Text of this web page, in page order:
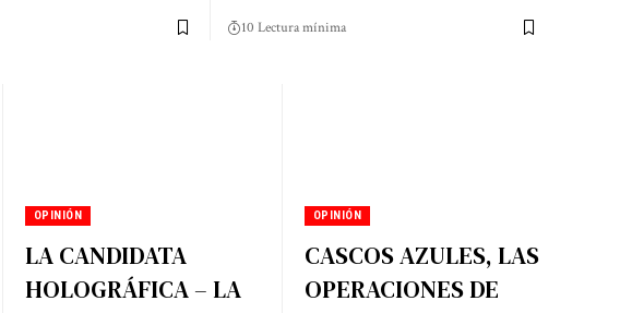
10 Lectura mínima
OPINIÓN
LA CANDIDATA
HOLOGRÁFICA – LA
OPINIÓN
CASCOS AZULES, LAS
OPERACIONES DE